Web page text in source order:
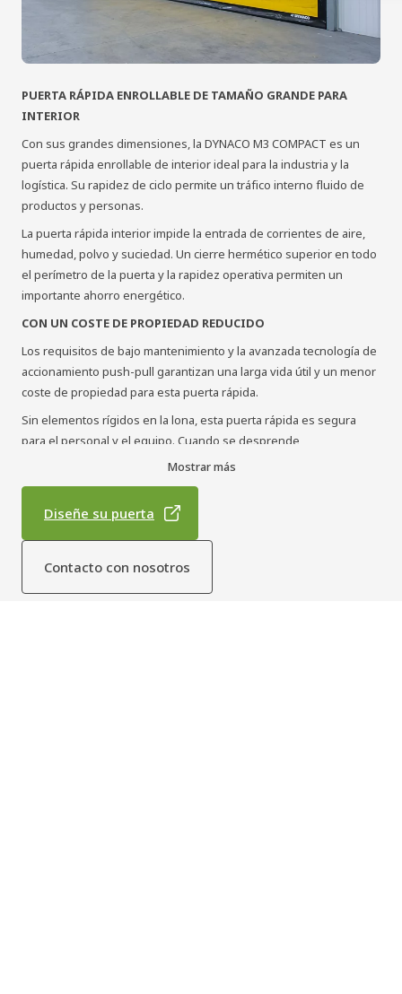
PUERTA RÁPIDA ENROLLABLE DE TAMAÑO GRANDE PARA
INTERIOR
Con sus grandes dimensiones, la DYNACO M3 COMPACT es un
puerta rápida enrollable de interior ideal para la industria y la
logística. Su rapidez de ciclo permite un tráfico interno fluido de
productos y personas.
La puerta rápida interior impide la entrada de corrientes de aire,
humedad, polvo y suciedad. Un cierre hermético superior en todo
el perímetro de la puerta y la rapidez operativa permiten un
importante ahorro energético.
CON UN COSTE DE PROPIEDAD REDUCIDO
Los requisitos de bajo mantenimiento y la avanzada tecnología de
accionamiento push-pull garantizan una larga vida útil y un menor
coste de propiedad para esta puerta rápida.
Sin elementos rígidos en la lona, esta puerta rápida es segura
para el personal y el equipo. Cuando se desprende
accidentalmente, la lona se reinserta en sus guías laterales
Mostrar más
Diseñe su puerta
Contacto con nosotros